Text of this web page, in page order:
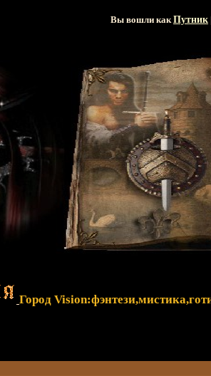
Вы вошли какПутник
Город